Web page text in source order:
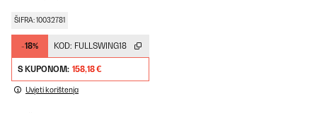
ŠIFRA: 10032781
-18% KOD: FULLSWING18
S KUPONOM: 158,18 €
Uvjeti korištenja